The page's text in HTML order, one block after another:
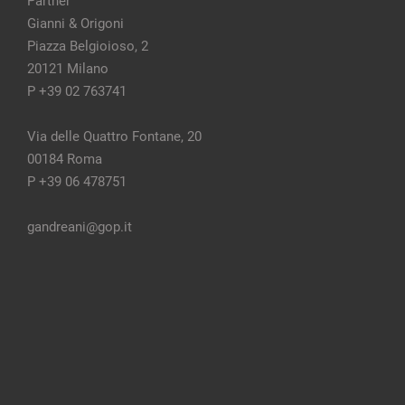
Gianni & Origoni
Piazza Belgioioso, 2
20121 Milano
P +39 02 763741
Via delle Quattro Fontane, 20
00184 Roma
P +39 06 478751
gandreani@gop.it